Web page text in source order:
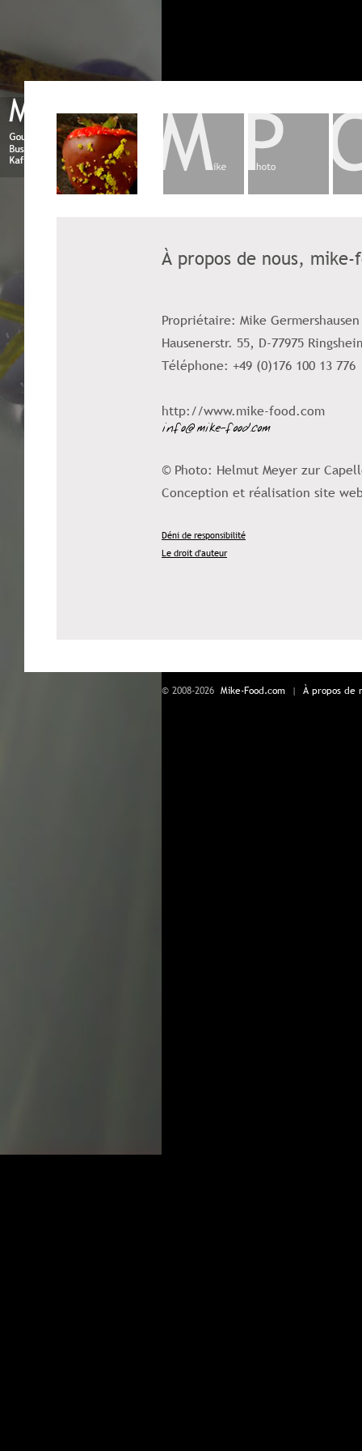
À propos de nous, mike-
Propriétaire: Mike Germershausen
Hausenerstr. 55, D-77975
Téléphone: +49 (0)176 100 13 776
http://www.mike-food.com
© Photo: Helmut Meyer zur
Conception et réalisation site
Déni de responsibilité
Le droit d'auteur
© 2008-2026 Mike-Food.com | À propos de